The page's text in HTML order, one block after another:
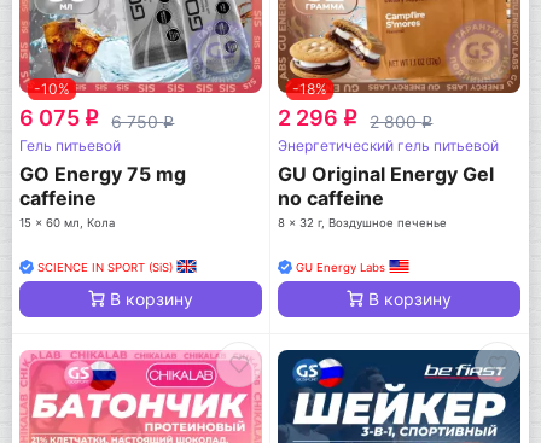
-10%
6 075 q 6 750q
Гель питьевой
GO Energy 75 mg
caffeine
15 x 60 мл, Кола
SCIENCE IN SPORT (SiS)
В корзину
-18%
2 296 q 2 800q
Энергетический гель питьевой
GU Original Energy Gel
no caffeine
8 x 32 г, Воздушное печенье
GU Energy Labs
В корзину